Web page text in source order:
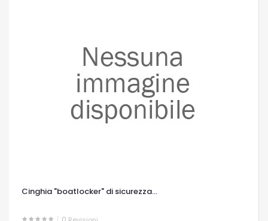
Cinghia "boatlocker" di sicurezza...